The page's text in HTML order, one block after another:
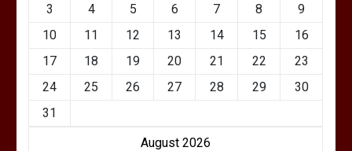
August 2026
3
4 5 6 7 8
9
10
11 12 13 14 15
16
17
18 19 20 21 22
23
24
25 26 27 28 29
30
31